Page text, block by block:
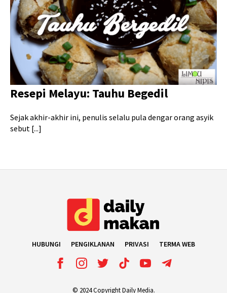
Resepi Melayu: Tauhu Begedil
Sejak akhir-akhir ini, penulis selalu pula dengar orang asyik
sebut [...]
HUBUNGI PENGIKLANAN PRIVASI TERMA WEB
© 2024 Copyright Daily Media.